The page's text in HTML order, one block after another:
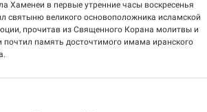
Хаменеи в первые утренние часы воскресенья
святыню великого основоположника исламской
прочитав из Священного Корана молитвы и
почтил память досточтимого имама иранского